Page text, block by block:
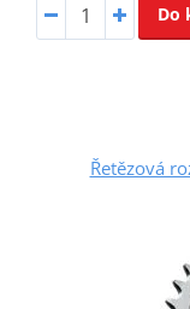
Do
Řetězová